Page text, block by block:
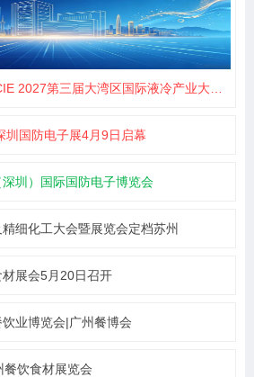
三届大湾区国际液冷产业大会暨展览会（深圳）
圳国防电子展4月9日启幕
圳）国际国防电子博览会
细化工大会暨展览会定档苏州
展会5月20日召开
业博览会|广州餐博会
饮食材展览会